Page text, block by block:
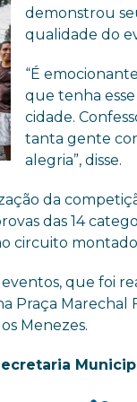
demonstrou
qualidade do
“É
que tenha
cidade.
tanta gente
alegria”, disse.
da
das 14
circuito
que foi
Praça
Menezes.